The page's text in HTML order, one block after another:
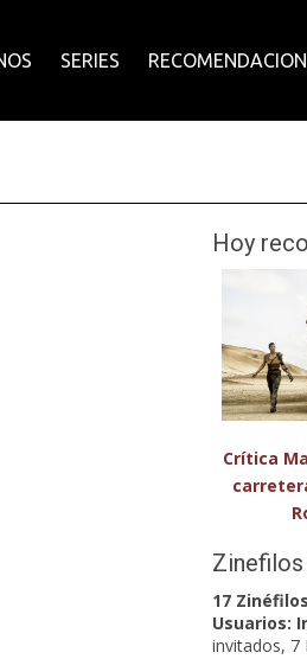
SERIES
Hoy
Crítica
Zinefilos
17 Zinéfilos
Usuarios:
invitados, 7